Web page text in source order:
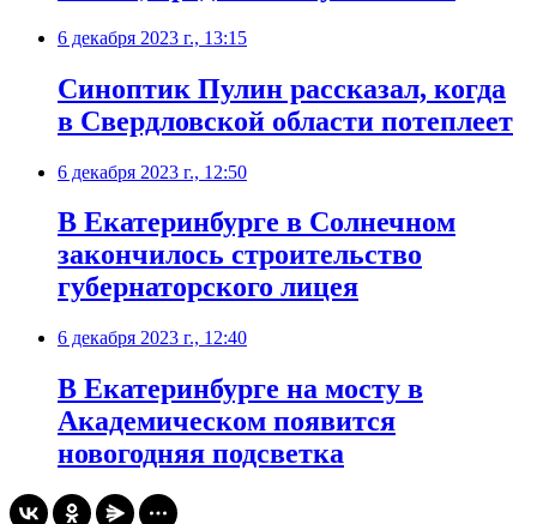
6 декабря 2023 г., 13:15
Синоптик Пулин рассказал, когда
в Свердловской области потеплеет
6 декабря 2023 г., 12:50
В Екатеринбурге в Солнечном
закончилось строительство
губернаторского лицея
6 декабря 2023 г., 12:40
В Екатеринбурге на мосту в
Академическом появится
новогодняя подсветка